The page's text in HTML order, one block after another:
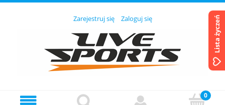
Zarejestruj się Zaloguj się Lista życzeń